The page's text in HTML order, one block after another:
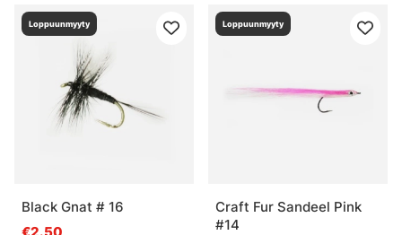
Loppuunmyyty
Black Gnat # 16
€2.50
Loppuunmyyty
Craft Fur Sandeel Pink
#14